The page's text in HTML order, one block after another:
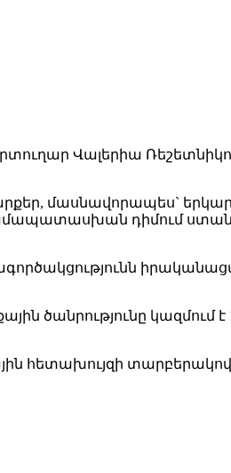
Վալերիա
մասնավորապես`
դիմում
ծանրությունը կազմում
հետախույզի տարբերակով: